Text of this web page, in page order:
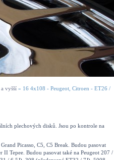
vyšší » 16 4x108 - Peugeot, Citroen - ET26 /
plechových disků. Jsou po kontrole na
Picasso, C5, C5 Break. Budou pasovat
II Tepee. Budou pasovat také na Peugeot 207 /